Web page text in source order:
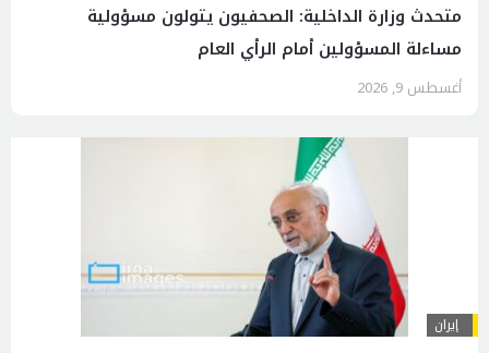
متحدث وزارة الداخلية: الصحفيون يتولون مسؤولية
مساءلة المسؤولين أمام الرأي العام
أغسطس 9, 2026
إيران